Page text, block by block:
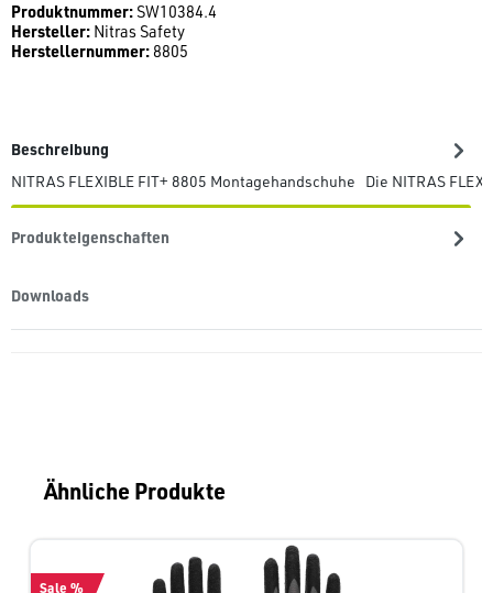
Produktnummer:SW10384.4
Hersteller: Nitras Safety
Herstellernummer: 8805
Beschreibung
NITRAS FLEXIBLE FIT+ 8805 Montagehandschuhe Die NITRAS
Produkteigenschaften
Downloads
Produktgalerie überspringen
Ähnliche Produkte